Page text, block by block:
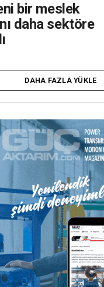
bir meslek
daha sektöre
DAHA FAZLA YÜKLE